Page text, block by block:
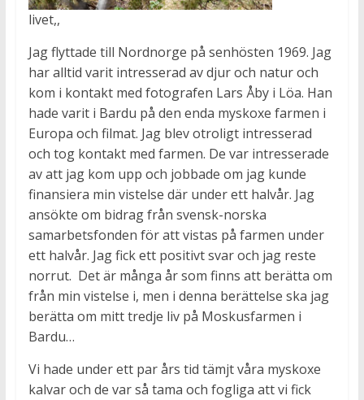
livet,,
Jag flyttade till Nordnorge på senhösten 1969. Jag
har alltid varit intresserad av djur och natur och
kom i kontakt med fotografen Lars Åby i Löa. Han
hade varit i Bardu på den enda myskoxe farmen i
Europa och filmat. Jag blev otroligt intresserad
och tog kontakt med farmen. De var intresserade
av att jag kom upp och jobbade om jag kunde
finansiera min vistelse där under ett halvår. Jag
ansökte om bidrag från svensk-norska
samarbetsfonden för att vistas på farmen under
ett halvår. Jag fick ett positivt svar och jag reste
norrut. Det är många år som finns att berätta om
från min vistelse i, men i denna berättelse ska jag
berätta om mitt tredje liv på Moskusfarmen i
Bardu…
Vi hade under ett par års tid tämjt våra myskoxe
kalvar och de var så tama och fogliga att vi fick